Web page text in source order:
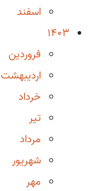
اسفند
1403
فروردین
اردیبهشت
خرداد
تیر
مرداد
شهریور
مهر